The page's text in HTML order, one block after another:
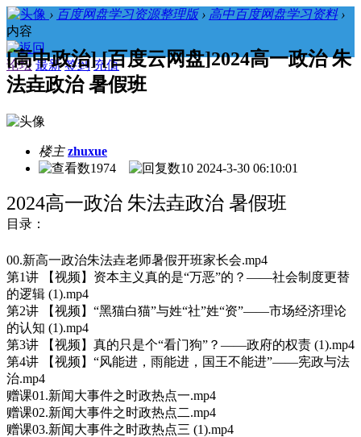
› 百度网盘学习资源整理版 › 高中百度网盘学习资料 ›
内容
论坛 最新 签到 充值
[高中政治] [百度云网盘]2024高一政治 朱
法垚政治 暑假班
楼主 zhuxue
1974
10 2024-3-30 06:10:01
2024高一政治 朱法垚政治 暑假班
目录：
00.新高一政治朱法垚老师暑假开班家长会.mp4
第1讲 【视频】资本主义真的是“万恶”的？——社会制度更替
的逻辑 (1).mp4
第2讲 【视频】“黑猫白猫”与姓“社”姓“资”——市场经济理论
的认知 (1).mp4
第3讲 【视频】真的只是个“看门狗”？——政府的权责 (1).mp4
第4讲 【视频】“风能进，雨能进，国王不能进”——宪政与法
治.mp4
赠课01.新闻大事件之时政热点一.mp4
赠课02.新闻大事件之时政热点二.mp4
赠课03.新闻大事件之时政热点三 (1).mp4